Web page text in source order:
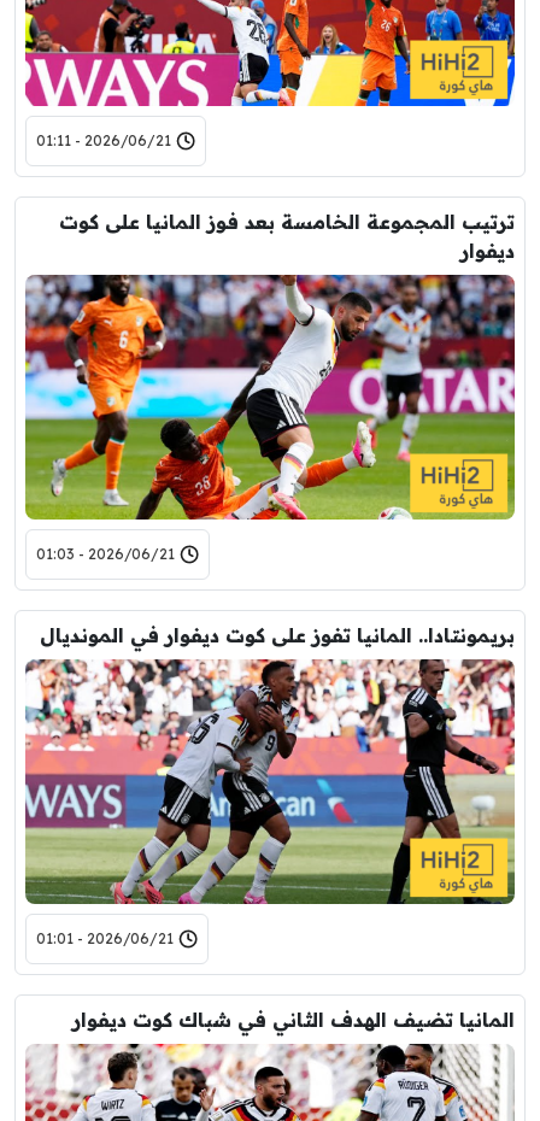
2026/06/21 - 01:11
ترتيب المجموعة الخامسة بعد فوز المانيا على كوت
ديفوار
2026/06/21 - 01:03
بريمونتادا.. المانيا تفوز على كوت ديفوار في المونديال
2026/06/21 - 01:01
المانيا تضيف الهدف الثاني في شباك كوت ديفوار